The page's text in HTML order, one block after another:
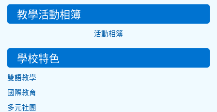
教學活動相簿
活動相簿
學校特色
雙語教學
國際教育
多元社團